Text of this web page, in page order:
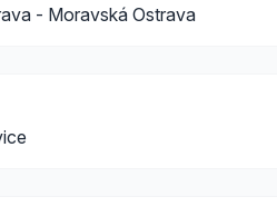
- Moravská Ostrava